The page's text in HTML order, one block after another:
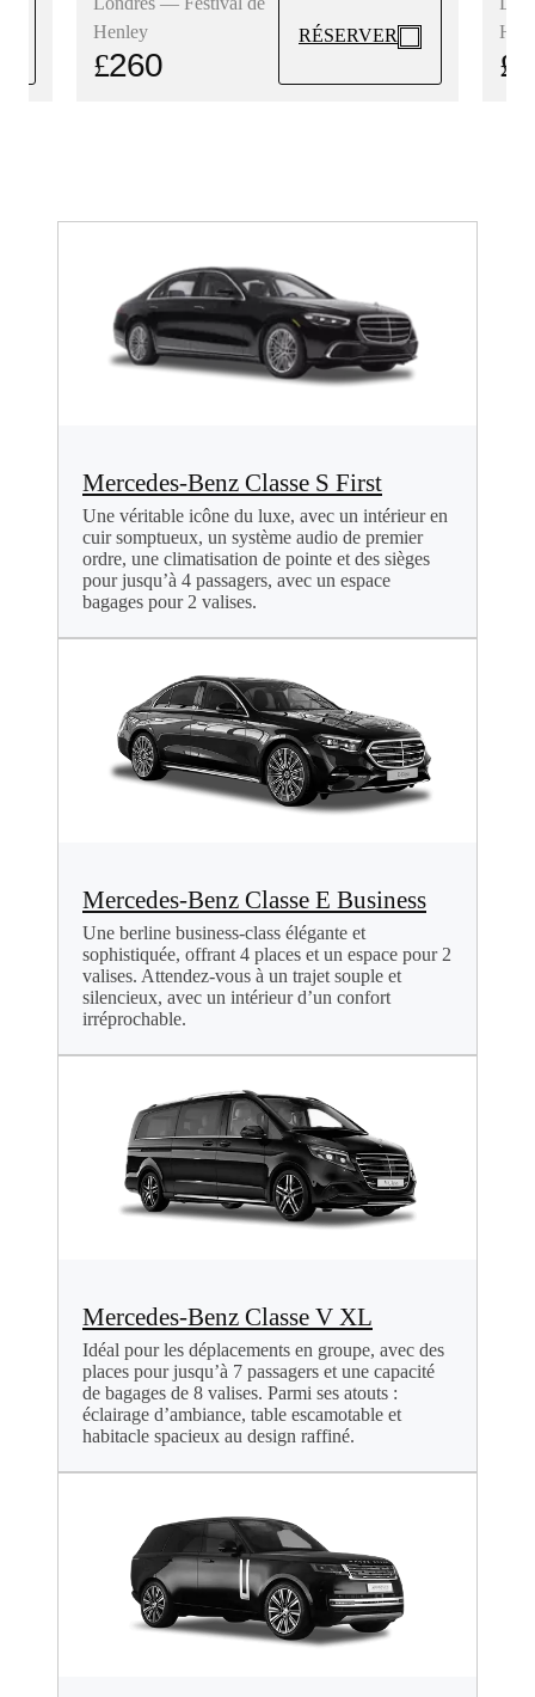
Henley
£260
RÉSERVER
£
Mercedes-Benz Classe S First
Une véritable icône du luxe, avec un intérieur en
cuir somptueux, un système audio de premier
ordre, une climatisation de pointe et des sièges
pour jusqu’à 4 passagers, avec un espace
bagages pour 2 valises.
Mercedes-Benz Classe E Business
Une berline business-class élégante et
sophistiquée, offrant 4 places et un espace pour 2
valises. Attendez-vous à un trajet souple et
silencieux, avec un intérieur d’un confort
irréprochable.
Mercedes-Benz Classe V XL
Idéal pour les déplacements en groupe, avec des
places pour jusqu’à 7 passagers et une capacité
de bagages de 8 valises. Parmi ses atouts :
éclairage d’ambiance, table escamotable et
habitacle spacieux au design raffiné.